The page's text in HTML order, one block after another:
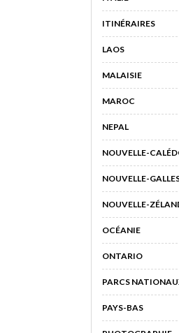
ITINÉRAIRES
LAOS
MALAISIE
MAROC
NEPAL
NOUVELLE-
NOUVELLE-
NOUVELLE-
OCÉANIE
ONTARIO
PARCS
PAYS-BAS